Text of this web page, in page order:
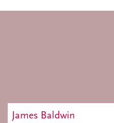
James Baldwin